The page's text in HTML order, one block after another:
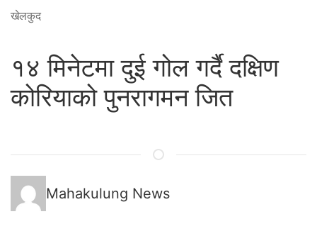
खेलकुद
१४ मिनेटमा दुई गोल गर्दै दक्षिण
कोरियाको पुनरागमन जित
Mahakulung News